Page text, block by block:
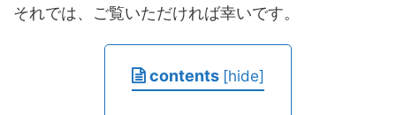
それでは、ご覧いただければ幸いです。
contents [hide]